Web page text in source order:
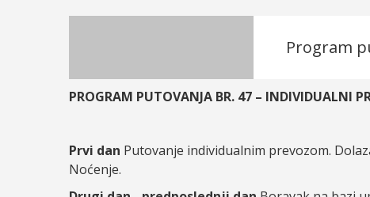
Program
PROGRAM PUTOVANJA BR. 47 – INDIVIDUALNI
Prvi dan Putovanje individualnim prevozom.
Noćenje.